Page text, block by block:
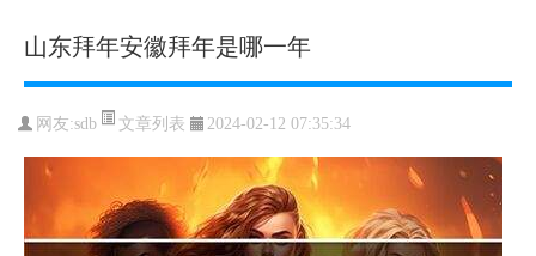
山东拜年安徽拜年是哪一年
网友:sdb 文章列表 2024-02-12 07:35:34